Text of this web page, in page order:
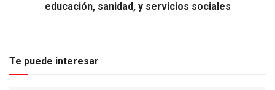
educación, sanidad, y servicios sociales
Te puede interesar